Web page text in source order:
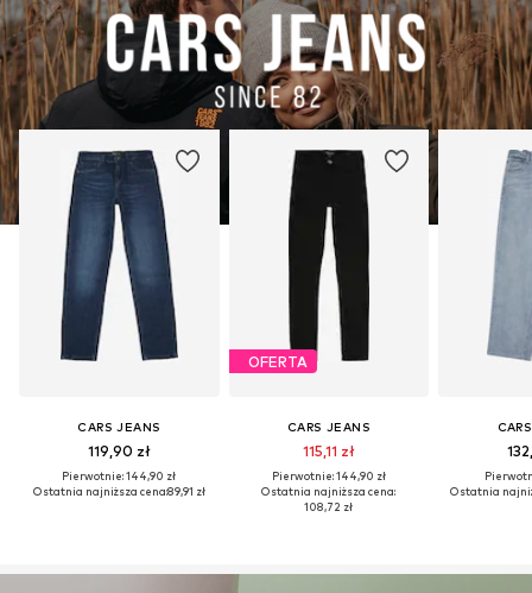
CARS JEANS
119,90 zł
Pierwotnie: 144,90 zł
Ostatnia najniższa cena:89,91 zł
OFERTA
CARS JEANS
115,11 zł
Pierwotnie: 144,90 zł
Ostatnia najniższa cena:
108,72 zł
Ostatnia